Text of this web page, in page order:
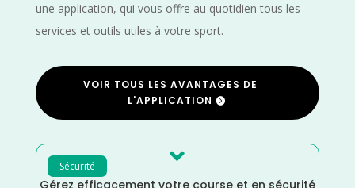
une application, qui vous offre au quotidien tous les
services et outils utiles à votre sport.
VOIR TOUS LES AVANTAGES DE
L'APPLICATION
Sécurité 